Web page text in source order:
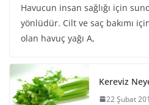
Havucun insan sağlığı için
yönlüdür. Cilt ve saç bakımı
olan havuç yağı A,
Kereviz
22 Şubat